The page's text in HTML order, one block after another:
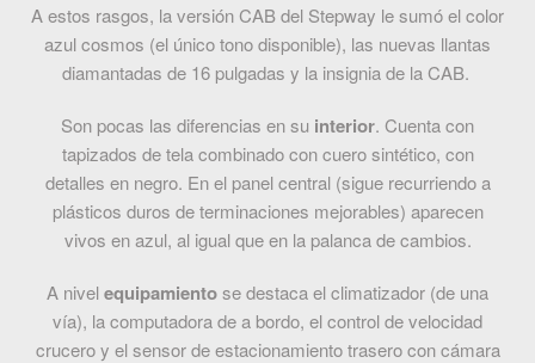
A estos rasgos, la versión CAB del Stepway le sumó el color
azul cosmos (el único tono disponible), las nuevas llantas
diamantadas de 16 pulgadas y la insignia de la CAB.
Son pocas las diferencias en su interior. Cuenta con
tapizados de tela combinado con cuero sintético, con
detalles en negro. En el panel central (sigue recurriendo a
plásticos duros de terminaciones mejorables) aparecen
vivos en azul, al igual que en la palanca de cambios.
A nivelequipamientose destaca el climatizador (de una
vía), la computadora de a bordo, el control de velocidad
crucero y el sensor de estacionamiento trasero con cámara